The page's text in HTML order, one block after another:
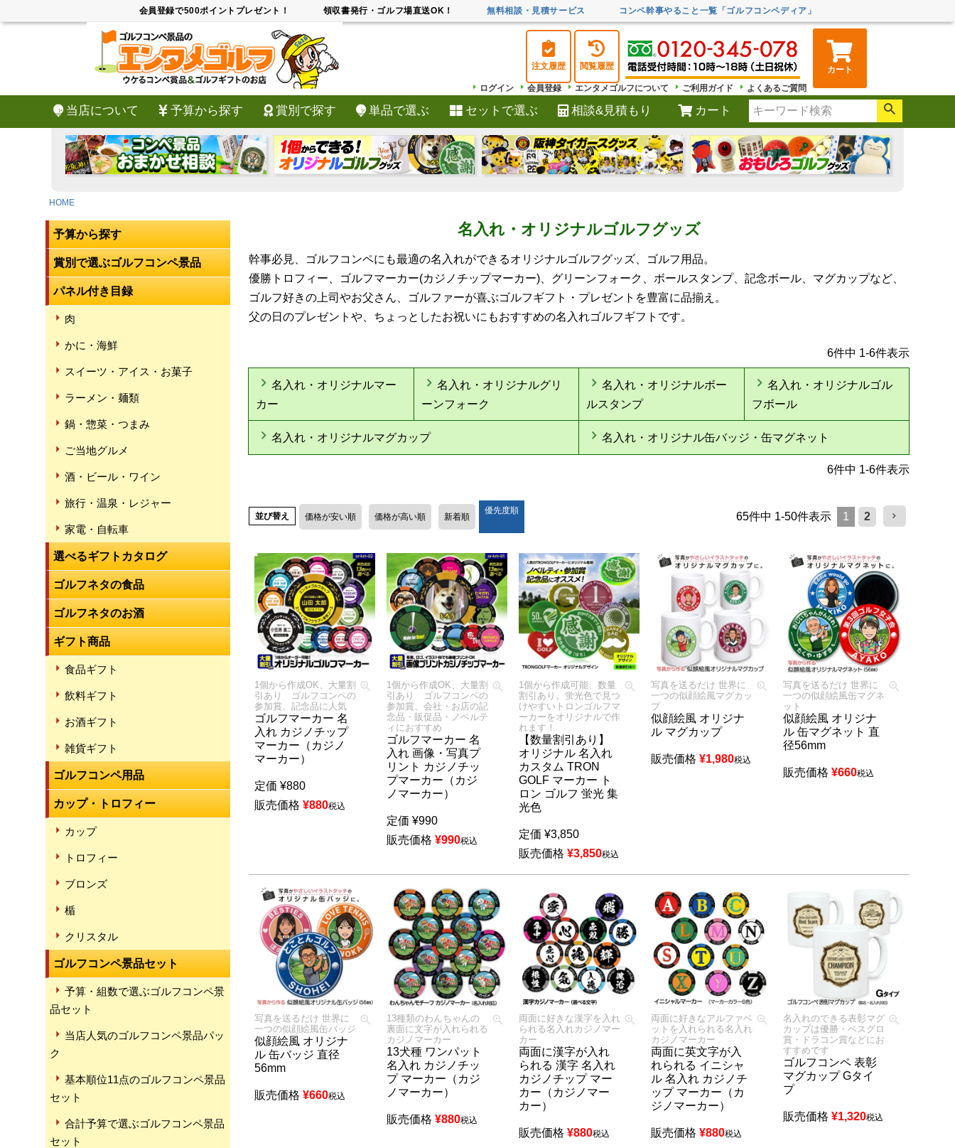
会員登録で500ポイントプレゼント！ 領収書発行・ゴルフ場直送OK！ 無料相談・見積サービス コンペ幹事やること一覧「ゴルフコンペディア」
注文履歴 閲覧履歴
カート
ログイン
会員登録 エンタメゴルフについて ご利用ガイド よくあるご質問
当店について 予算から探す 賞別で探す 単品で選ぶ セットで選ぶ 相談&見積もり カート
検索
HOME
予算から探す
賞別で選ぶゴルフコンペ景品
パネル付き目録
肉
かに・海鮮
スイーツ・アイス・お菓子
ラーメン・麺類
鍋・惣菜・つまみ
ご当地グルメ
酒・ビール・ワイン
旅行・温泉・レジャー
家電・自転車
選べるギフトカタログ
ゴルフネタの食品
ゴルフネタのお酒
ギフト商品
食品ギフト
飲料ギフト
お酒ギフト
雑貨ギフト
ゴルフコンペ用品
カップ・トロフィー
カップ
トロフィー
ブロンズ
楯
クリスタル
ゴルフコンペ景品セット
予算・組数で選ぶゴルフコンペ景
品セット
当店人気のゴルフコンペ景品パッ
ク
基本順位11点のゴルフコンペ景品
セット
合計予算で選ぶゴルフコンペ景品
セット
名入れ・オリジナルゴルフグッズ
幹事必見、ゴルフコンペにも最適の名入れができるオリジナルゴルフグッズ、ゴルフ用品。
優勝トロフィー、ゴルフマーカー(カジノチップマーカー)、グリーンフォーク、ボールスタンプ、記念ボール、マグカップなど、
ゴルフ好きの上司やお父さん、ゴルファーが喜ぶゴルフギフト・プレゼントを豊富に品揃え。
父の日のプレゼントや、ちょっとしたお祝いにもおすすめの名入れゴルフギフトです。
6件中 1-6件表示
名入れ・オリジナルマー
カー
名入れ・オリジナルグリ
ーンフォーク
名入れ・オリジナルボー
ルスタンプ
名入れ・オリジナルゴル
フボール
名入れ・オリジナルマグカップ 名入れ・オリジナル缶バッジ・缶マグネット
6件中 1-6件表示
並び替え 価格が安い順 価格が高い順 新着順
優先度順 65件中 1-50件表示 1 2
1個から作成OK、大量割
引あり ゴルフコンペの
参加賞、記念品に人気
ゴルフマーカー 名
入れ カジノチップ
マーカー（カジノ
マーカー）
定価 ¥880
販売価格 ¥880税込
1個から作成OK、大量割
引あり ゴルフコンペの
参加賞、会社・お店の記
念品・販促品・ノベルテ
ィにおすすめ
ゴルフマーカー 名
入れ 画像・写真プ
リント カジノチッ
プマーカー（カジ
ノマーカー）
定価 ¥990
販売価格 ¥990税込
1個から作成可能、数量
割引あり。蛍光色で見つ
けやすいトロンゴルフマ
ーカーをオリジナルで作
れます！
【数量割引あり】
オリジナル 名入れ
カスタム TRON
GOLF マーカー ト
ロン ゴルフ 蛍光 集
光色
定価 ¥3,850
販売価格 ¥3,850税込
写真を送るだけ 世界に
一つの似顔絵風マグカッ
プ
似顔絵風 オリジナ
ル マグカップ
販売価格 ¥1,980税込
写真を送るだけ 世界に
一つの似顔絵風缶マグネ
ット
似顔絵風 オリジナ
ル 缶マグネット 直
径56mm
販売価格 ¥660税込
写真を送るだけ 世界に
一つの似顔絵風缶バッジ
似顔絵風 オリジナ
ル 缶バッジ 直径
56mm
販売価格 ¥660税込
13種類のわんちゃんの
裏面に文字が入れられる
カジノマーカー
13犬種 ワンパット
名入れ カジノチッ
プ マーカー（カジ
ノマーカー）
販売価格 ¥880税込
両面に好きな漢字を入れ
られる名入れカジノマー
カー
両面に漢字が入れ
られる 漢字 名入れ
カジノチップ マー
カー（カジノマー
カー）
販売価格 ¥880税込
両面に好きなアルファベ
ットを入れられる名入れ
カジノマーカー
両面に英文字が入
れられる イニシャ
ル 名入れ カジノチ
ップ マーカー（カ
ジノマーカー）
販売価格 ¥880税込
名入れのできる表彰マグ
カップは優勝・ベスグロ
賞・ドラコン賞などにお
すすめです
ゴルフコンペ 表彰
マグカップ Gタイ
プ
販売価格 ¥1,320税込